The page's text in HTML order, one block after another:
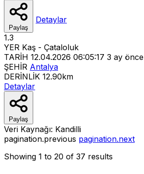
Paylaş
Detaylar
1.3
YER Kaş - Çataloluk
TARİH 12.04.2026 06:05:17 3 ay önce
ŞEHİR Antalya
DERİNLİK 12.90km
Detaylar
Paylaş
Veri Kaynağı: Kandilli
pagination.previous pagination.next
Showing 1 to 20 of 37 results